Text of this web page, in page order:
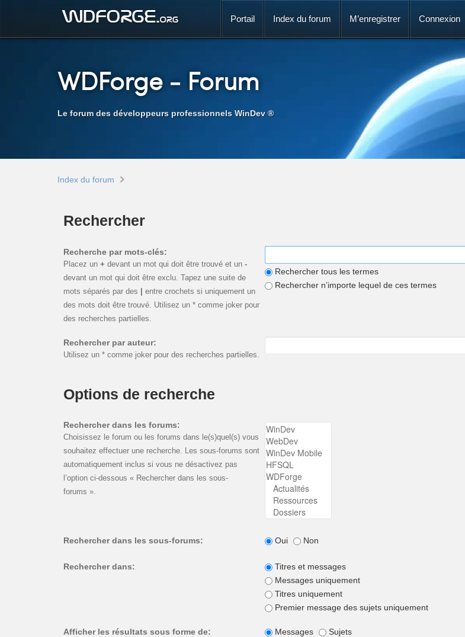
Portail Index du forum M’enregistrer Connexion
WDForge- Forum
Le forum des développeurs professionnels WinDev ®
Index du forum
Rechercher
Recherche par mots-clés:
Placez un + devant un mot qui doit être trouvé et un -
devant un mot qui doit être exclu. Tapez une suite de
mots séparés par des
entre crochets si uniquement un
des mots doit être trouvé. Utilisez un * comme joker pour
des recherches partielles.
Rechercher tous les termes
Rechercher n’importe lequel de ces termes
Rechercher par auteur:
Utilisez un * comme joker pour des recherches partielles.
Options de recherche
Rechercher dans les forums:
Choisissez le forum ou les forums dans le(s)quel(s) vous
souhaitez effectuer une recherche. Les sous-forums sont
automatiquement inclus si vous ne désactivez pas
l’option ci-dessous « Rechercher dans les sous-
forums ».
Rechercher dans les sous-forums: Oui Non
Rechercher dans:
Titres et messages
Messages uniquement
Titres uniquement
Premier message des sujets uniquement
Afficher les résultats sous forme de: Messages Sujets